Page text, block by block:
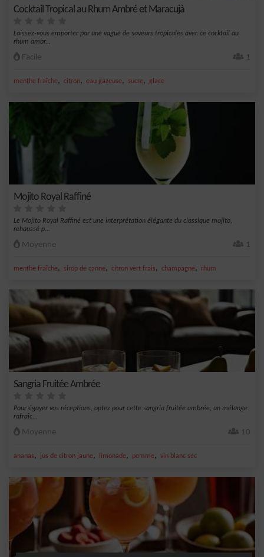
Cocktail Tropical au Rhum Ambré et Maracujà
Laissez-vous emporter par une vague de saveurs tropicales avec ce cocktail au
rhum ambr...
Facile 1
menthe fraîche, citron, eau gazeuse, sucre, glace
Mojito Royal Raffiné
Le Mojito Royal Raffiné est une interprétation élégante du classique mojito,
rehaussé p...
Moyenne 1
menthe fraîche, sirop de canne, citron vert frais, champagne, rhum
Sangria Fruitée Ambrée
Pour égayer vos réceptions, optez pour cette sangria fruitée ambrée, un mélange
rafraîc...
Moyenne 10
ananas, jus de citron jaune, limonade, pomme, vin blanc sec